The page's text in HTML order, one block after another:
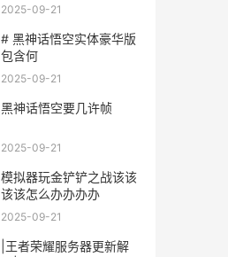
2025-09-21
# 黑神话悟空实体豪华版
包含何
2025-09-21
黑神话悟空要几许帧
2025-09-21
模拟器玩金铲铲之战该该
该该怎么办办办办
2025-09-21
|王者荣耀服务器更新解